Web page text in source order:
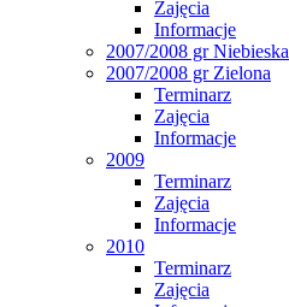
Zajęcia
Informacje
2007/2008 gr Niebieska
2007/2008 gr Zielona
Terminarz
Zajęcia
Informacje
2009
Terminarz
Zajęcia
Informacje
2010
Terminarz
Zajęcia